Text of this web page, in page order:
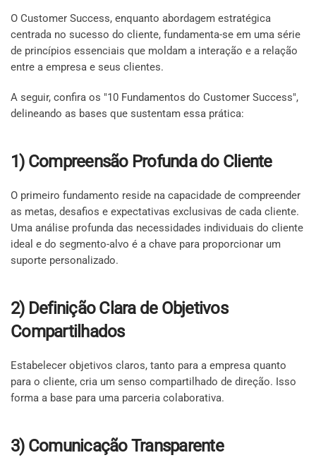
O Customer Success, enquanto abordagem estratégica
centrada no sucesso do cliente, fundamenta-se em uma série
de princípios essenciais que moldam a interação e a relação
entre a empresa e seus clientes.
A seguir, confira os "10 Fundamentos do Customer Success",
delineando as bases que sustentam essa prática:
1) Compreensão Profunda do Cliente
O primeiro fundamento reside na capacidade de compreender
as metas, desafios e expectativas exclusivas de cada cliente.
Uma análise profunda das necessidades individuais do cliente
ideal e do segmento-alvo é a chave para proporcionar um
suporte personalizado.
2) Definição Clara de Objetivos
Compartilhados
Estabelecer objetivos claros, tanto para a empresa quanto
para o cliente, cria um senso compartilhado de direção. Isso
forma a base para uma parceria colaborativa.
3) Comunicação Transparente